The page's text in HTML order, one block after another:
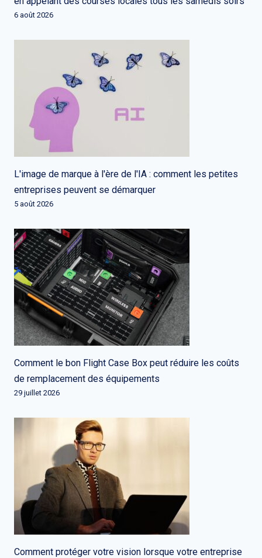
6 août 2026
L'image de marque à l'ère de l'IA : comment les petites
entreprises peuvent se démarquer
5 août 2026
Comment le bon Flight Case Box peut réduire les coûts
de remplacement des équipements
29 juillet 2026
Comment protéger votre vision lorsque votre entreprise